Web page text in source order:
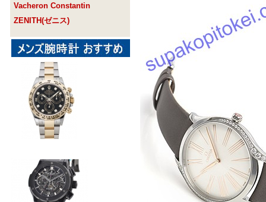
Vacheron Constantin
ZENITH(ゼニス)